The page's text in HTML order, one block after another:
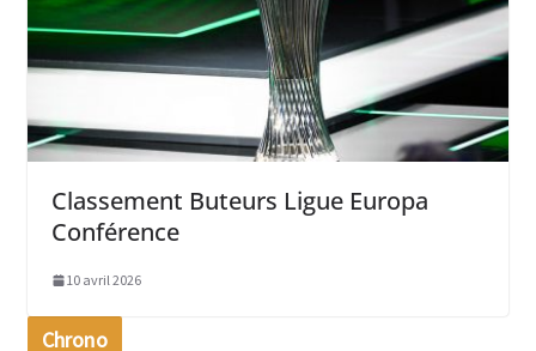
Classement Buteurs Ligue Europa
Conférence
10 avril 2026
Chrono